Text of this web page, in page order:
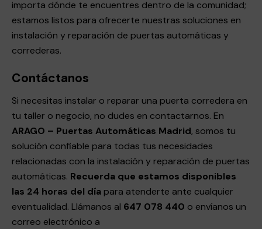
importa dónde te encuentres dentro de la comunidad;
estamos listos para ofrecerte nuestras soluciones en
instalación y reparación de puertas automáticas y
correderas.
Contáctanos
Si necesitas instalar o reparar una puerta corredera en
tu taller o negocio, no dudes en contactarnos. En
ARAGO – Puertas Automáticas Madrid, somos tu
solución confiable para todas tus necesidades
relacionadas con la instalación y reparación de puertas
automáticas. Recuerda que estamos disponibles
las 24 horas del día para atenderte ante cualquier
eventualidad. Llámanos al 647 078 440 o envíanos un
correo electrónico a